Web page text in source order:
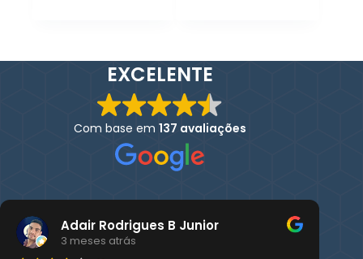
EXCELENTE
Com base em 137 avaliações
Adair Rodrigues B Junior
3 meses atrás